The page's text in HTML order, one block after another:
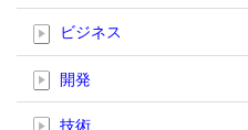
ビジネス
開発
技術